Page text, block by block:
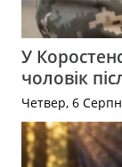
У
чоловік
Четвер, 6